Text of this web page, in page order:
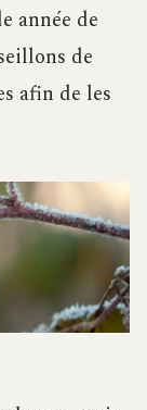
année de
de
afin de les